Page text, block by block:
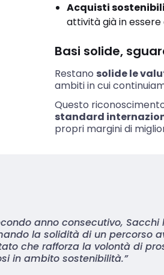
Acquisti sostenibili
attività già in
Basi solide,
Restano solide le
ambiti in cui
Questo
standard
propri margini di
anno consecutivo,
la solidità di un percorso
che rafforza la volontà di
in ambito sostenibilità.”